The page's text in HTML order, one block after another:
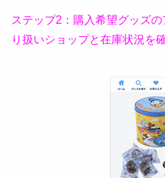
ステップ2：購入希望グッズ
り扱いショップと在庫状況を